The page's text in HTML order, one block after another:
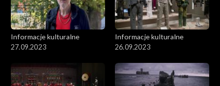
Informacje kulturalne
27.09.2023
Informacje kulturalne
26.09.2023